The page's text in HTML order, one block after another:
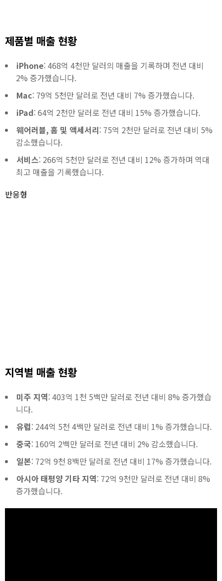
제품별 매출 현황
iPhone: 468억 4천만 달러의 매출을 기록하며 전년 대비
2% 증가했습니다.
Mac: 79억 5천만 달러로 전년 대비 7% 증가했습니다.
iPad: 64억 2천만 달러로 전년 대비 15% 증가했습니다.
웨어러블, 홈 및 액세서리: 75억 2천만 달러로 전년 대비 5%
감소했습니다.
서비스: 266억 5천만 달러로 전년 대비 12% 증가하며 역대
최고 매출을 기록했습니다.
반응형
지역별 매출 현황
미주 지역: 403억 1천 5백만 달러로 전년 대비 8% 증가했습
니다.
유럽: 244억 5천 4백만 달러로 전년 대비 1% 증가했습니다.
중국: 160억 2백만 달러로 전년 대비 2% 감소했습니다.
일본: 72억 9천 8백만 달러로 전년 대비 17% 증가했습니다.
아시아 태평양 기타 지역: 72억 9천만 달러로 전년 대비 8%
증가했습니다.